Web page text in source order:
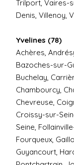
Trilport, Vaires-
Denis, Villenoy,
Yvelines (78)
Achères,
Bazoches-sur-
Buchelay,
Chambourcy,
Chevreuse,
Croissy-sur-
Seine,
Fourqueux,
Guyancourt,